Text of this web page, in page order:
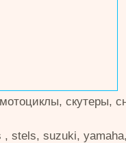
скутеры,
stels, suzuki,